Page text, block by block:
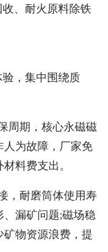
、耐火原料除铁
，集中围绕质
周期，核心永磁磁
人为故障，厂家免
料费支出。
，耐磨筒体使用寿
漏矿问题;磁场稳
矿物资源浪费，提